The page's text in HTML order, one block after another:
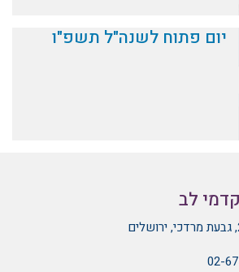
יום פתוח לשנה"ל תשפ"ו
לב
02-